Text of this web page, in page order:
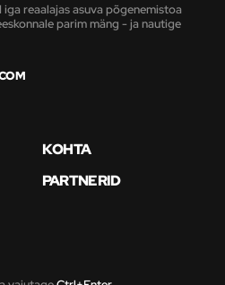
reaalajas asuva põgenemistoa
parim mäng - ja nautige
KOHTA
PARTNERID